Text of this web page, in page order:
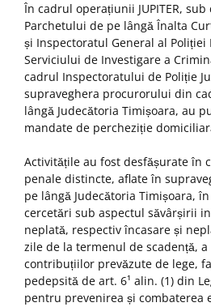
În cadrul operațiunii JUPITER,
Parchetului de pe lângă Înalta
și Inspectoratul General al Poliției
Serviciului de Investigare a
cadrul Inspectoratului de Poliție
supraveghera procurorului din
lângă Judecătoria Timișoara, au
mandate de percheziție
Activitățile au fost desfășurate în
penale distincte, aflate în
pe lângă Judecătoria Timișoara,
cercetări sub aspectul săvârșirii
neplată, respectiv încasare și
zile de la termenul de scadență,
contribuțiilor prevăzute de lege,
pedepsită de art. 6¹ alin. (1) din
pentru prevenirea și combaterea